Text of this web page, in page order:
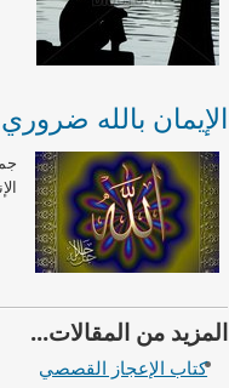
الإيمان بالله
المزيد من المقالات...
كتاب الإعجاز القصصي